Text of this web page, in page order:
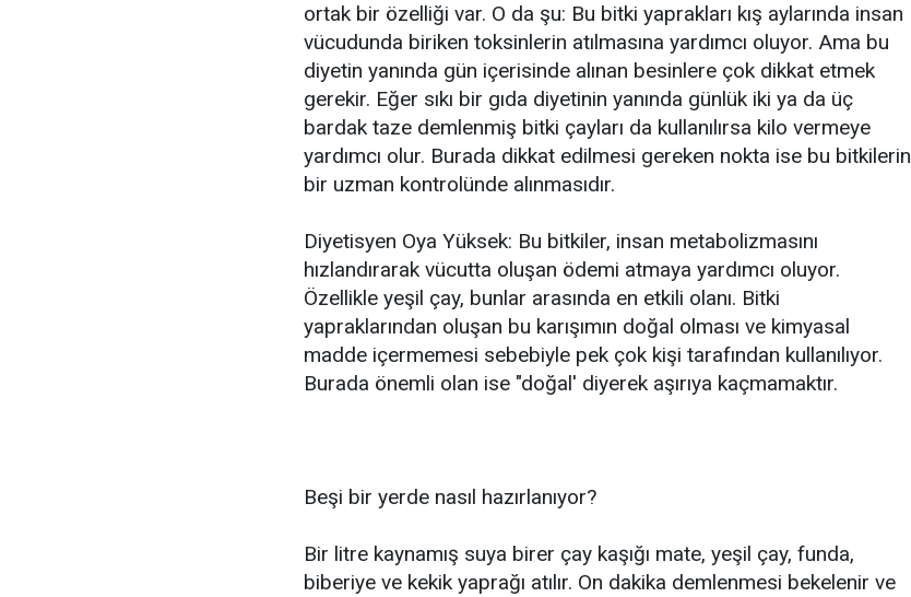
ortak bir özelliği var. O da şu: Bu bitki yaprakları kış aylarında insan
vücudunda biriken toksinlerin atılmasına yardımcı oluyor. Ama bu
diyetin yanında gün içerisinde alınan besinlere çok dikkat etmek
gerekir. Eğer sıkı bir gıda diyetinin yanında günlük iki ya da üç
bardak taze demlenmiş bitki çayları da kullanılırsa kilo vermeye
yardımcı olur. Burada dikkat edilmesi gereken nokta ise bu bitkilerin
bir uzman kontrolünde alınmasıdır.
Diyetisyen Oya Yüksek: Bu bitkiler, insan metabolizmasını
hızlandırarak vücutta oluşan ödemi atmaya yardımcı oluyor.
Özellikle yeşil çay, bunlar arasında en etkili olanı. Bitki
yapraklarından oluşan bu karışımın doğal olması ve kimyasal
madde içermemesi sebebiyle pek çok kişi tarafından kullanılıyor.
Burada önemli olan ise "doğal' diyerek aşırıya kaçmamaktır.
Beşi bir yerde nasıl hazırlanıyor?
Bir litre kaynamış suya birer çay kaşığı mate, yeşil çay, funda,
biberiye ve kekik yaprağı atılır. On dakika demlenmesi bekelenir ve